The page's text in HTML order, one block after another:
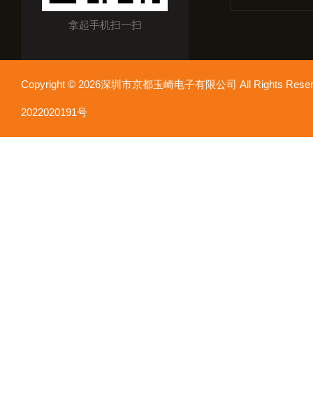
拿起手机扫一扫
Copyright © 2026深圳市京都玉崎电子有限公司 All Rights
2022020191号